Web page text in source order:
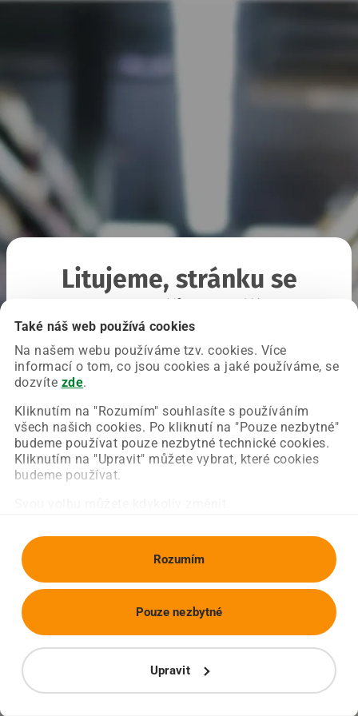
Také náš web používá cookies
Na našem webu používáme tzv. cookies. Více
informací o tom, co jsou cookies a jaké používáme, se
dozvíte zde.
Kliknutím na "Rozumím" souhlasíte s používáním
všech našich cookies. Po kliknutí na "Pouze nezbytné"
budeme používat pouze nezbytné technické cookies.
Kliknutím na "Upravit" můžete vybrat, které cookies
budeme používat.
Rozumím
Upravit
Pouze nezbytné
Litujeme, stránku se
Chyba nastala na naší straně a už ji opravujeme.
Zkuste prosím znovu načíst požadovanou stránku.
Obnovit stránku Úvodní strana